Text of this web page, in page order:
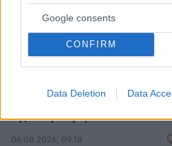
Google consents
CONFIRM
Data Deletion Data
Η αποκαλυπτική κατάθεση
Αφγανού: Πώς γνωρίσαμε τη
υποψιάστηκα ότι ήταν το
ομορφιά από την Αιθιοπία έγινε
της από μακιγιέρ
06.08.2026, 09:18